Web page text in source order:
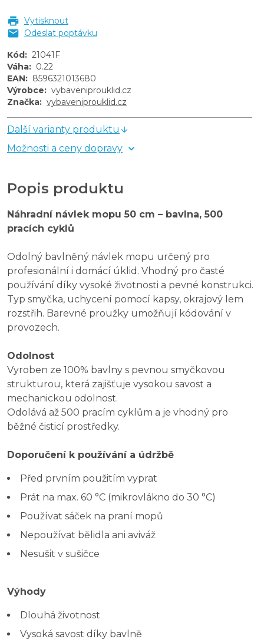
Vytisknout
Odeslat poptávku
Kód: 21041F
Váha: 0.22
EAN: 8596321013680
Výrobce: vybaveniprouklid.cz
Značka: vybaveniprouklid.cz
Další varianty produktu
Možnosti a ceny dopravy
Popis produktu
Náhradní návlek mopu 50 cm – bavlna, 500
pracích cyklů
Odolný bavlněný návlek mopu určený pro
profesionální i domácí úklid. Vhodný pro časté
používání díky vysoké životnosti a pevné konstrukci.
Typ smyčka, uchycení pomocí kapsy, okrajový lem
rozstřih. Barevné proužky umožňují kódování v
provozech.
Odolnost
Vyroben ze 100% bavlny s pevnou smyčkovou
strukturou, která zajišťuje vysokou savost a
mechanickou odolnost.
Odolává až 500 pracím cyklům a je vhodný pro
běžné čisticí prostředky.
Doporučení k používání a údržbě
Před prvním použitím vyprat
Prát na max. 60 °C (mikrovlákno do 30 °C)
Používat sáček na praní mopů
Nepoužívat bělidla ani aviváž
Nesušit v sušičce
Výhody
Dlouhá životnost
Vysoká savost díky bavlně